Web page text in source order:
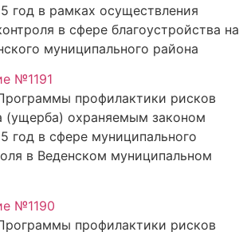
год в рамках осуществления
в сфере благоустройства на
муниципального района
№1191
профилактики рисков
(ущерба) охраняемым законом
год в сфере муниципального
в Веденском муниципальном
№1190
профилактики рисков